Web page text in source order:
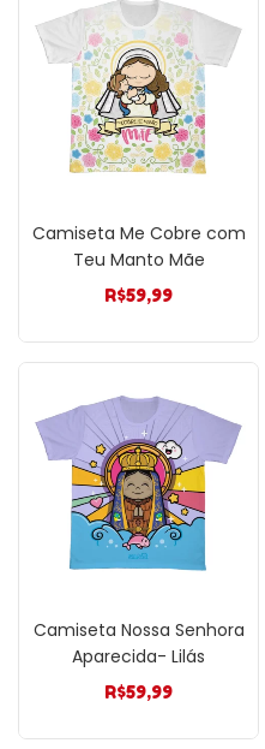
Camiseta Me Cobre com
Teu Manto Mãe
R$59,99
Camiseta Nossa Senhora
Aparecida- Lilás
R$59,99